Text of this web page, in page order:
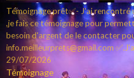
Témoignage prêt✅- J'ai
,je fais ce témoignage pour
besoin d'argent de le contacter
info.meilleurprets@gmail.com
29/07/2026
Témoignage